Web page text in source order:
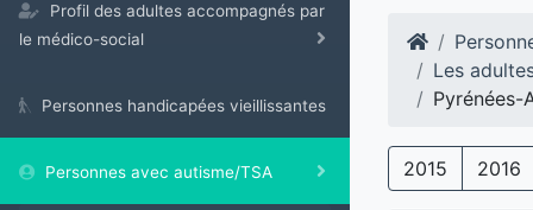
Profil des adultes accompagnés par
le médico-social
Personnes handicapées vieillissantes
Personnes avec autisme/TSA
Les
Pyrénées-
2015 2016